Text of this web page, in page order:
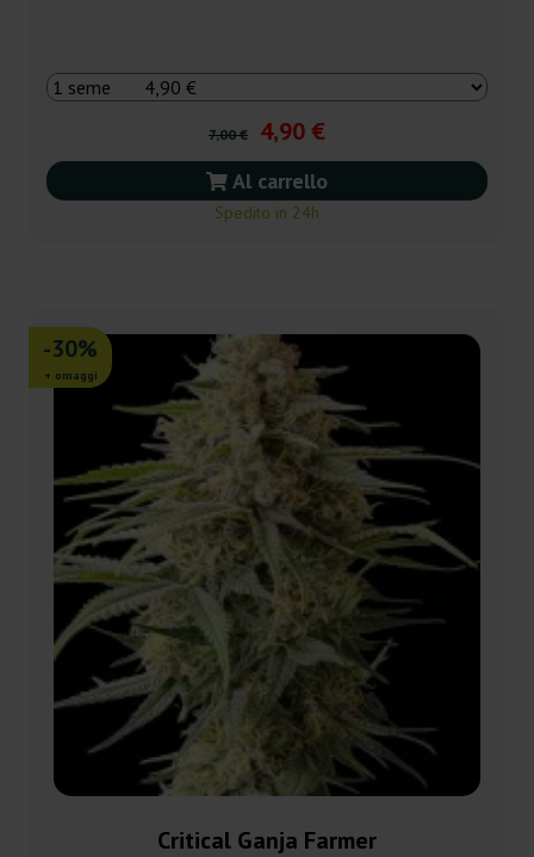
7,00 € 4,90 €
Al carrello
Spedito in 24h
-30%
+ omaggi
Critical Ganja Farmer